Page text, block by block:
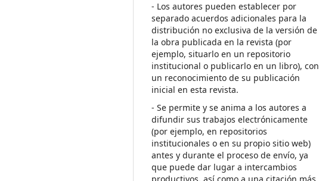
- Los autores pueden establecer por
separado acuerdos adicionales para la
distribución no exclusiva de la versión de
la obra publicada en la revista (por
ejemplo, situarlo en un repositorio
institucional o publicarlo en un libro), con
un reconocimiento de su publicación
inicial en esta revista.
- Se permite y se anima a los autores a
difundir sus trabajos electrónicamente
(por ejemplo, en repositorios
institucionales o en su propio sitio web)
antes y durante el proceso de envío, ya
que puede dar lugar a intercambios